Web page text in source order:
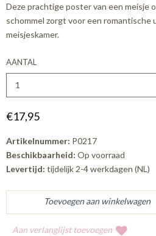
Deze prachtige poster van een meisje
schommel zorgt voor een romantische
meisjeskamer.
AANTAL
€17,95
Artikelnummer: P0217
Beschikbaarheid: Op voorraad
Levertijd: tijdelijk 2-4 werkdagen (NL)
Aan verlanglijst toevoegen